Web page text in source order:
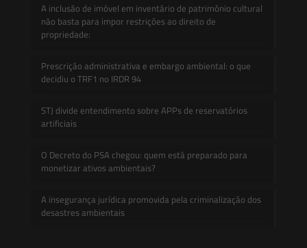
A inclusão de imóvel em inventário de patrimônio cultural
não basta para impor restrições ao direito de
propriedade:
Prescrição administrativa e embargo ambiental: o que
decidiu o TRF1 no IRDR 94
STJ divide entendimento sobre APPs de reservatórios
artificiais
O Decreto do PSA chegou: quem está preparado para
monetizar ativos ambientais?
A insegurança jurídica promovida pela criminalização dos
desastres ambientais